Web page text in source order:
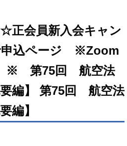
☆正会員新入会キャン
申込ページ ※Zoom
）※ 第75回 航空法
編】 第75回 航空法
編】